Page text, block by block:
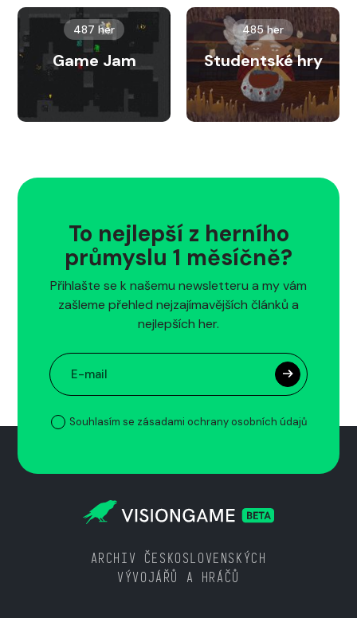
487 her
Game Jam
485 her
Studentské hry
To nejlepší z herního
průmyslu 1 měsíčně?
Přihlašte se k našemu newsletteru a my vám
zašleme přehled nejzajímavějších článků a
nejlepších her.
Souhlasím se zásadami ochrany osobních údajů
ARCHIV ČESKOSLOVENSKÝCH
VÝVOJÁŘŮ A HRÁČŮ